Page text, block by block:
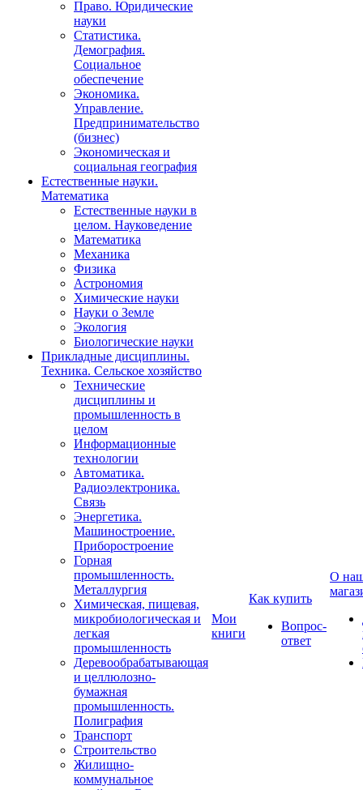
Право. Юридические
науки
Статистика.
Демография.
Социальное
обеспечение
Экономика.
Управление.
Предпринимательство
(бизнес)
Экономическая и
социальная география
Естественные науки.
Математика
Естественные науки в
целом. Науковедение
Математика
Механика
Физика
Астрономия
Химические науки
Науки о Земле
Экология
Биологические науки
Прикладные дисциплины.
Техника. Сельское хозяйство
Технические
дисциплины и
промышленность в
целом
Информационные
технологии
Автоматика.
Радиоэлектроника.
Связь
Энергетика.
Машиностроение.
Приборостроение
Горная
промышленность.
Металлургия
Химическая, пищевая,
микробиологическая и
легкая
промышленность
Деревообрабатывающая
и целлюлозно-
бумажная
промышленность.
Полиграфия
Транспорт
Строительство
Жилищно-
коммунальное
Мои
книги
Как купить
Вопрос-
ответ
О